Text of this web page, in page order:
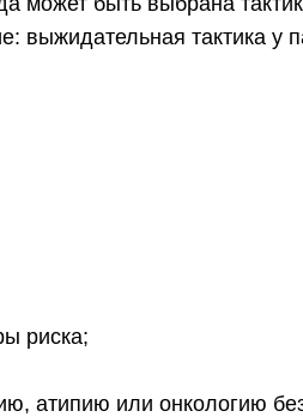
выжидательная тактика у
риска;
атипию или онкологию